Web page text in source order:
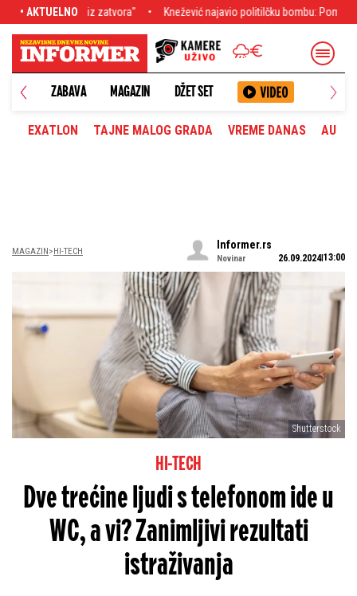
• AKTUELNO
Knežević najavio politilčku bombu: Pomenuo i Spajića - sledi potres u Vladi
ZABAVA MAGAZIN DŽET SET
EXATLON TAJNE MALOG GRADA VREME DANAS
MAGAZIN HI-TECH
Informer.rs
Novinar 26.09.2024 13:00
Shutterstock
HI-TECH
Dve trećine ljudi s telefonom ide u
WC, a vi? Zanimljivi rezultati
istraživanja